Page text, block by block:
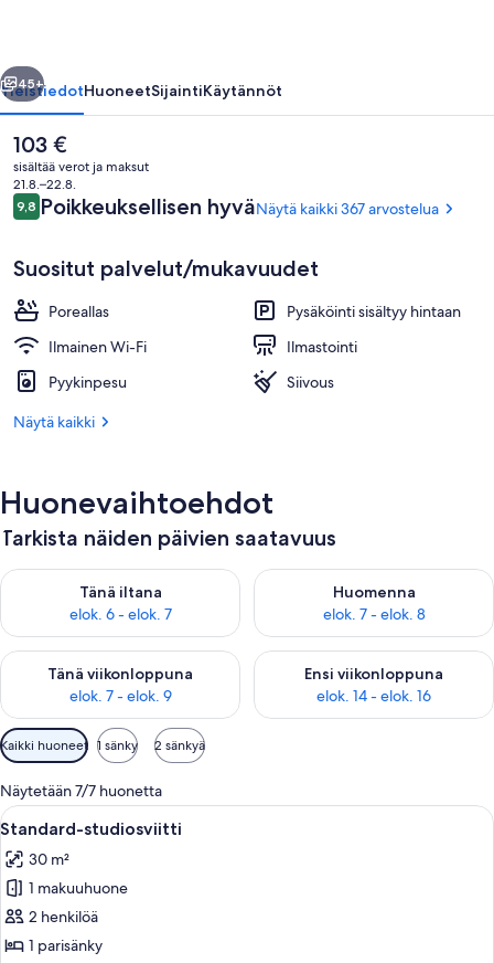
Ylelliset vuodevaatteet, työpöytä,
Seuraava
45+
YleistiedotHuoneetSijaintiKäytännöt
Nykyinen
hinta
on
103 €
103 €
sisältää verot ja maksut
21.8.–22.8.
Arvostelut
9,89,8 kautta 10.
Poikkeuksellisen hyväNäytä kaikki 367 arvostelua
Suositut palvelut/mukavuudet
Poreallas
Pysäköinti sisältyy hintaan
Ilmainen Wi-Fi
Ilmastointi
Pyykinpesu
Siivous
Näytä kaikki
Huonevaihtoehdot
Tarkista näiden päivien saatavuus
Tänä iltana
elok. 6 - elok. 7
Tarkista tämän illan saatavuus elok. 6 - elok. 7
Huomenna
elok. 7 - elok. 8
Tarkista huomisen saatavuus
Tänä viikonloppuna
elok. 7 - elok. 9
Tarkista tämän viikonlopun saatavuus elok. 7 - elok. 9
Ensi viikonloppuna
elok. 14 - elok. 16
Tarkista ensi viikonlopun
Huoneille
saatavilla
olevia
suodattimia
Kaikki huoneet 1 sänky 2 sänkyä
Näytetään 7/7 huonetta
Avaa
kaikki
huonetyypin
Standard-
studiosviitti
kuvat
Hotellihuone, jossa on sänky, kaksi
8
Standard-studiosviitti
30 m²
1 makuuhuone
2 henkilöä
1 parisänky